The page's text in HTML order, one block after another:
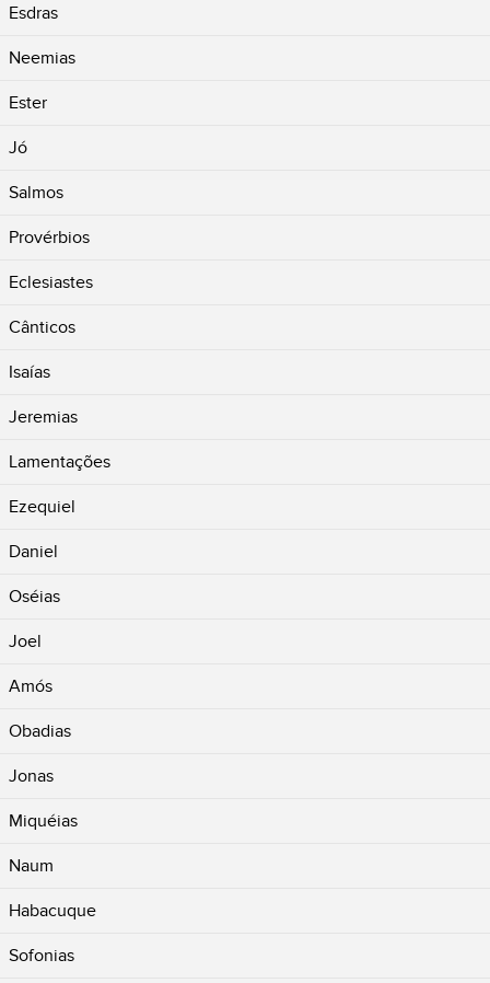
Esdras
Neemias
Ester
Jó
Salmos
Provérbios
Eclesiastes
Cânticos
Isaías
Jeremias
Lamentações
Ezequiel
Daniel
Oséias
Joel
Amós
Obadias
Jonas
Miquéias
Naum
Habacuque
Sofonias